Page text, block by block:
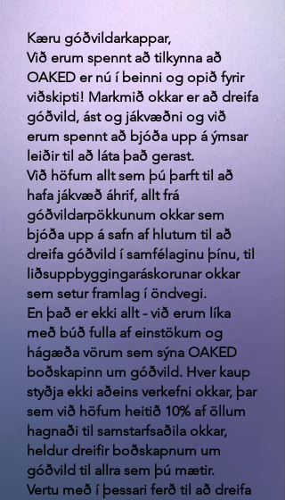
Kæru góðvildarkappar,
Við erum spennt að tilkynna að
OAKED er nú í beinni og opið fyrir
viðskipti! Markmið okkar er að dreifa
góðvild, ást og jákvæðni og við
erum spennt að bjóða upp á ýmsar
leiðir til að láta það gerast.
Við höfum allt sem þú þarft til að
hafa jákvæð áhrif, allt frá
góðvildarpökkunum okkar sem
bjóða upp á safn af hlutum til að
dreifa góðvild í samfélaginu þínu, til
liðsuppbyggingaráskorunar okkar
sem setur framlag í öndvegi.
En það er ekki allt - við erum líka
með búð fulla af einstökum og
hágæða vörum sem sýna OAKED
boðskapinn um góðvild. Hver kaup
styðja ekki aðeins verkefni okkar, þar
sem við höfum heitið 10% af öllum
hagnaði til samstarfsaðila okkar,
heldur dreifir boðskapnum um
góðvild til allra sem þú mætir.
Vertu með í þessari ferð til að dreifa